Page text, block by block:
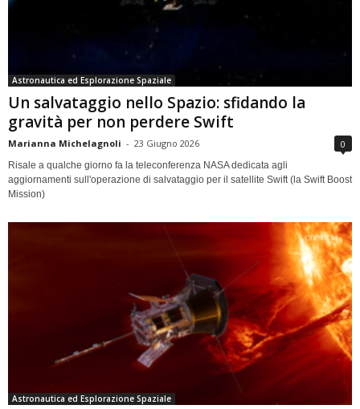
Astronautica ed Esplorazione Spaziale
Un salvataggio nello Spazio: sfidando la
gravità per non perdere Swift
Marianna Michelagnoli - 23 Giugno 2026 0
Risale a qualche giorno fa la teleconferenza NASA dedicata agli
aggiornamenti sull'operazione di salvataggio per il satellite Swift (la Swift Boost
Mission)
Astronautica ed Esplorazione Spaziale